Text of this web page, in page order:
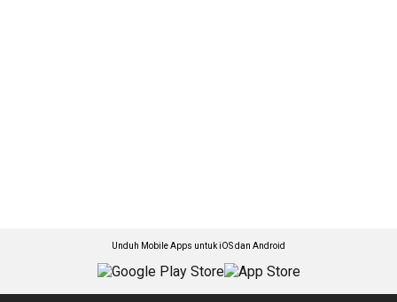
Unduh Mobile Apps untuk iOS dan Android